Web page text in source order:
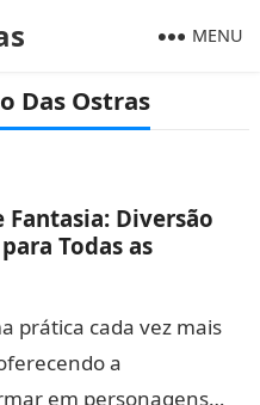
MENU
Das Ostras
Fantasia: Diversão
Todas as
prática cada vez mais
a
em personagens